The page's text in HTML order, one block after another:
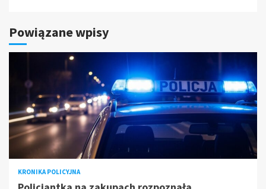
Powiązane wpisy
KRONIKA POLICYJNA